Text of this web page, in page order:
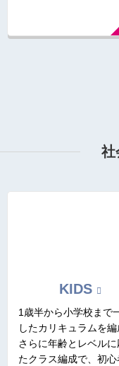
社
KIDS
1歳半から小学校まで
したカリキュラムを編
さらに年齢とレベルに
たクラス編成で、初